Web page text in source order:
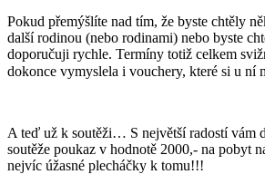
Pokud přemýšlíte nad tím, že byste chtěly
další rodinou (nebo rodinami) nebo byste
doporučuji rychle. Termíny totiž celkem
dokonce vymyslela i vouchery, které si u ní
A teď už k soutěži… S největší radostí vám
soutěže poukaz v hodnotě 2000,- na pobyt
nejvíc úžasné plecháčky k tomu!!!